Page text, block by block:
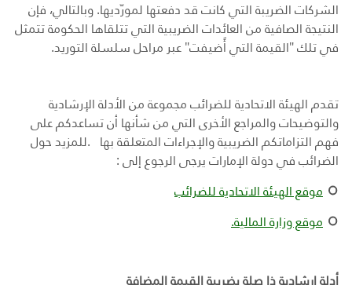
الشركات الضريبة التي كانت قد دفعتها لمورّديها. وبالتالي، فإن
النتيجة الصافية من العائدات الضريبية التي تتلقاها الحكومة تتمثل
في تلك "القيمة التي أًضيفت" عبر مراحل سلسلة التوريد.
تقدم الهيئة الاتحادية للضرائب مجموعة من الأدلة الإرشادية
والتوضيحات والمراجع الأخرى التي من شأنها أن تساعدكم على
فهم التزاماتكم الضريبية والإجراءات المتعلقة بها .للمزيد حول
الضرائب في دولة الإمارات يرجى الرجوع إلى :
موقع الهيئة الاتحادية للضرائب
موقع وزارة المالية.
أدلة إرشادية ذا صلة بضريبة القيمة المضافة